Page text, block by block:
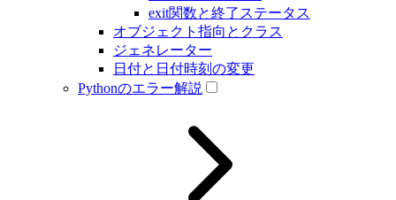
exit関数と終了ステータス
オブジェクト指向とクラス
ジェネレーター
日付と日付時刻の変更
Pythonのエラー解説